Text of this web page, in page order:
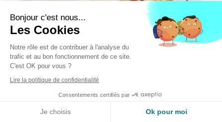
La sophrologie et sa contribution à la kinésithérapie
Bonjour c'est nous...
Les Cookies
Notre rôle est de contribuer à l'analyse du
trafic et au bon fonctionnement de ce site.
C'est OK pour vous ?
Lire la politique de confidentialité
Consentements certifiés par
Je choisis Ok pour moi